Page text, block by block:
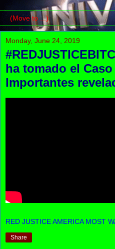
Monday, June 24, 2019
ha tomado el
Importantes
RED JUSTICE AMERICA MOST
Share